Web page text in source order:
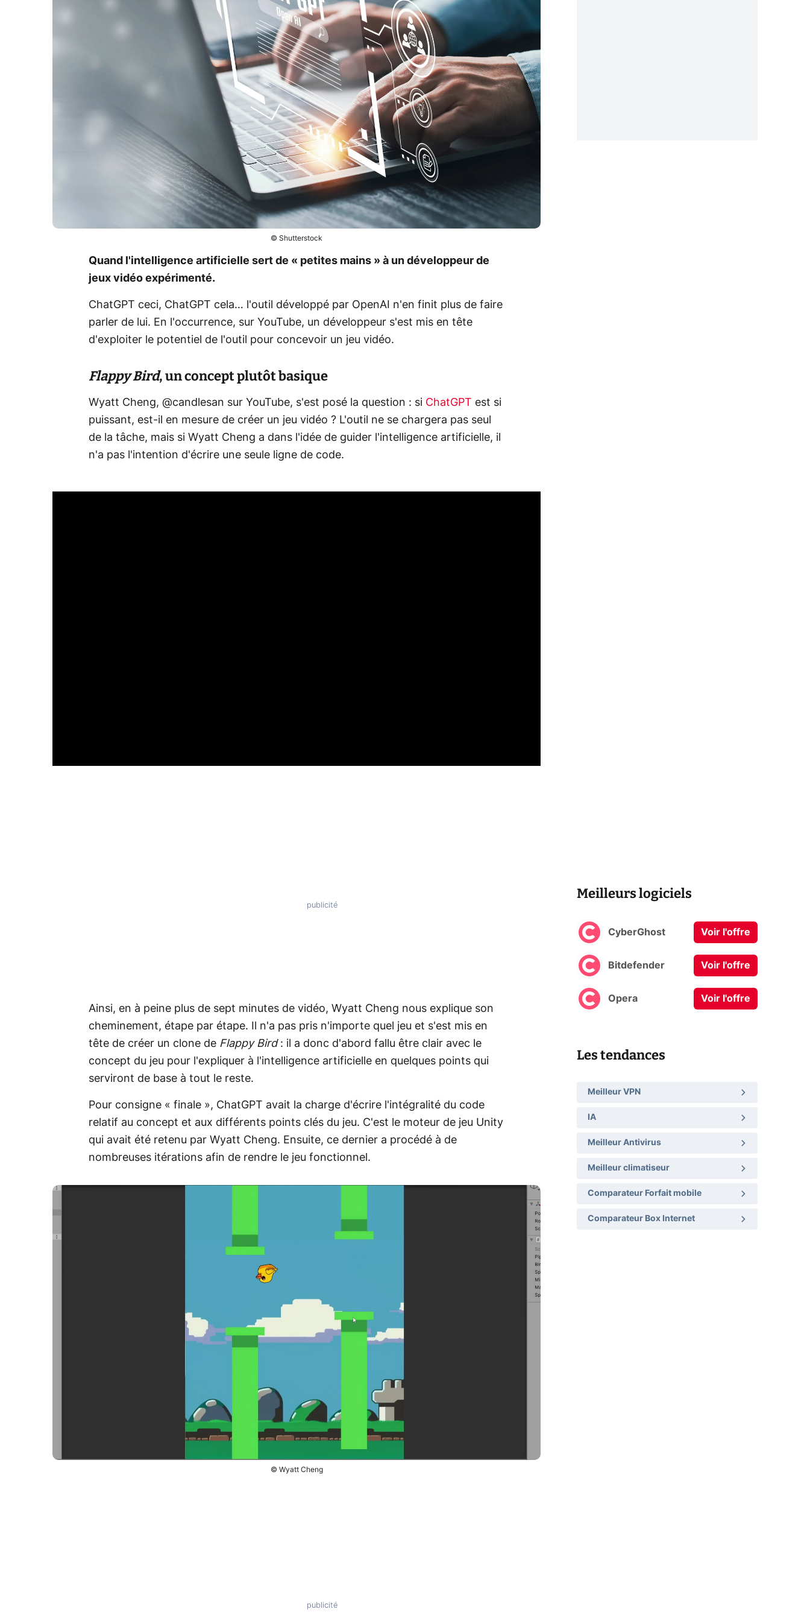
© Shutterstock
Quand l'intelligence artificielle sert de « petites mains » à un développeur de
jeux vidéo expérimenté.
ChatGPT ceci, ChatGPT cela… l'outil développé par OpenAI n'en finit plus de faire
parler de lui. En l'occurrence, sur YouTube, un développeur s'est mis en tête
d'exploiter le potentiel de l'outil pour concevoir un jeu vidéo.
Flappy Bird, un concept plutôt basique
Wyatt Cheng, @candlesan sur YouTube, s'est posé la question : si ChatGPT est si
puissant, est-il en mesure de créer un jeu vidéo ? L'outil ne se chargera pas seul
de la tâche, mais si Wyatt Cheng a dans l'idée de guider l'intelligence artificielle, il
n'a pas l'intention d'écrire une seule ligne de code.
Ainsi, en à peine plus de sept minutes de vidéo, Wyatt Cheng nous explique son
cheminement, étape par étape. Il n'a pas pris n'importe quel jeu et s'est mis en
tête de créer un clone de Flappy Bird: il a donc d'abord fallu être clair avec le
concept du jeu pour l'expliquer à l'intelligence artificielle en quelques points qui
serviront de base à tout le reste.
Pour consigne « finale », ChatGPT avait la charge d'écrire l'intégralité du code
relatif au concept et aux différents points clés du jeu. C'est le moteur de jeu Unity
qui avait été retenu par Wyatt Cheng. Ensuite, ce dernier a procédé à de
nombreuses itérations afin de rendre le jeu fonctionnel.
© Wyatt Cheng
Meilleurs logiciels
CyberGhost Voir l'offre
Bitdefender Voir l'offre
Opera Voir l'offre
Les tendances
Meilleur VPN
IA
Meilleur Antivirus
Meilleur climatiseur
Comparateur Forfait mobile
Comparateur Box Internet